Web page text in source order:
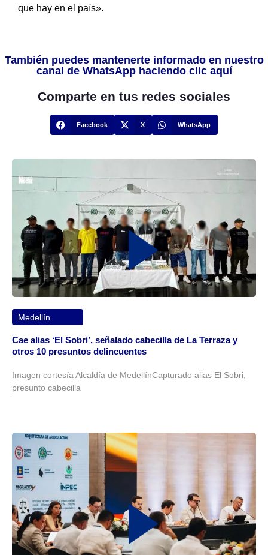
que hay en el país».
También puedes mantenerte informado en nuestro
canal de WhatsApp haciendo clic aquí
Comparte en tus redes sociales
Facebook X WhatsApp
Medellín
Cae alias ‘El Sobri’, señalado cabecilla de La Terraza y
otros 10 presuntos delincuentes
Imagen cortesía Alcaldía de MedellínCapturado alias El Sobri,
presunto cabecilla